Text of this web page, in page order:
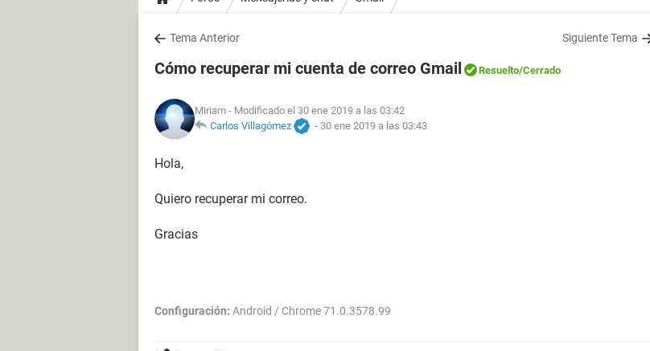
Tema Anterior Siguiente Tema
Cómo recuperar mi cuenta de correo Gmail Resuelto/Cerrado
Miriam - Modificado el 30 ene 2019 a las 03:42
Carlos Villagómez
- 30 ene 2019 a las 03:43
Hola,
Quiero recuperar mi correo.
Gracias
Configuración: Android / Chrome 71.0.3578.99